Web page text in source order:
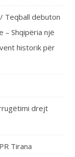
Teqball debuton
– Shqipëria një
historik për
drejt
Tirana